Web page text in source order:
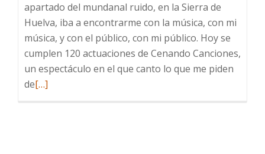
apartado del mundanal ruido, en la Sierra de
Huelva, iba a encontrarme con la música, con mi
música, y con el público, con mi público. Hoy se
cumplen 120 actuaciones de Cenando Canciones,
un espectáculo en el que canto lo que me piden
deLeer
[…]